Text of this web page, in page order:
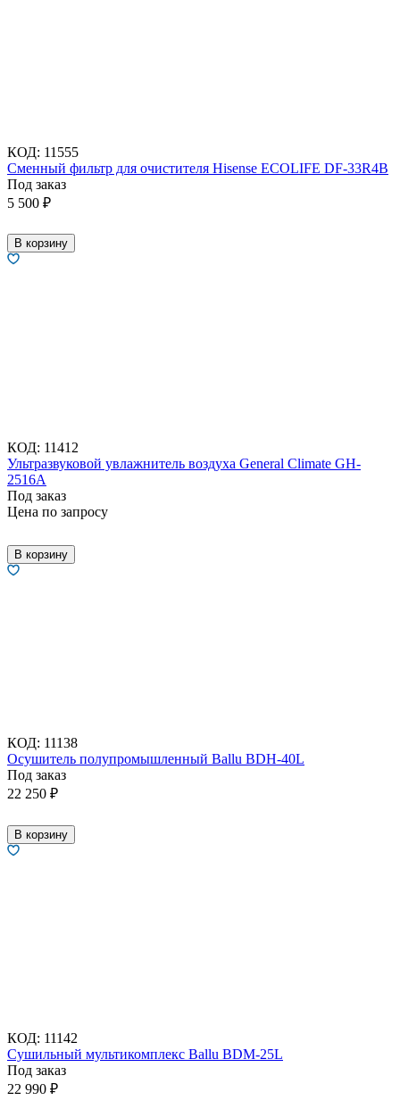
КОД: 11555
Сменный фильтр для очистителя Hisense ECOLIFE DF-33R4B
Под заказ
5 500 ₽
В корзину
КОД: 11412
Ультразвуковой увлажнитель воздуха General Climate GH-
2516A
Под заказ
Цена по запросу
В корзину
КОД: 11138
Осушитель полупромышленный Ballu BDH-40L
Под заказ
22 250 ₽
В корзину
КОД: 11142
Сушильный мультикомплекс Ballu BDM-25L
Под заказ
22 990 ₽